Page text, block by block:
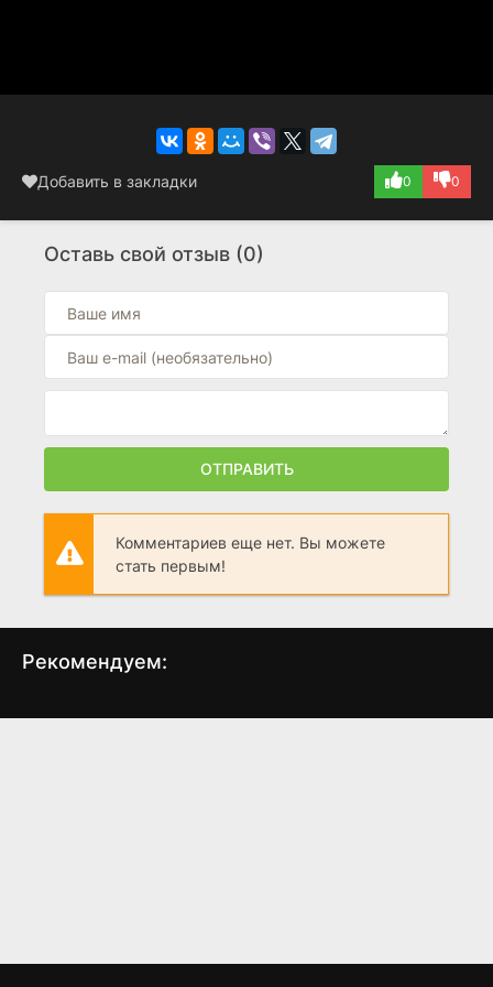
Добавить в закладки 0 0
Оставь свой отзыв (0)
ОТПРАВИТЬ
Комментариев еще нет. Вы можете
стать первым!
Рекомендуем:
Стеклянное сердце Джейн Эйр